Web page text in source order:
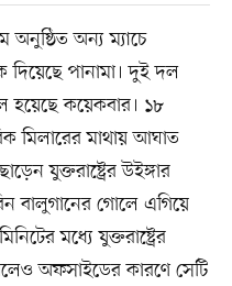
অনুষ্ঠিত অন্য ম্যাচে
দিয়েছে পানামা। দুই দল
হয়েছে কয়েকবার। ১৮
মিলারের মাথায় আঘাত
যুক্তরাষ্ট্রের উইঙ্গার
বালুগানের গোলে এগিয়ে
মধ্যে যুক্তরাষ্ট্রের
অফসাইডের কারণে সেটি